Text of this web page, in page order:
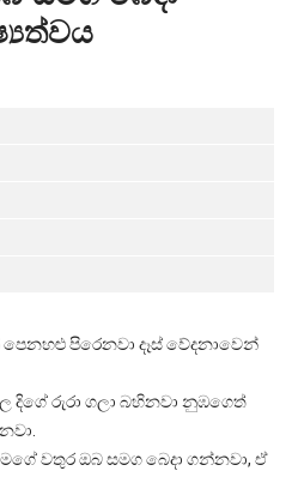
පිරෙනවා දෑස් වේදනාවෙන්
දිගේ රුරා ගලා බහිනවා නුඹගෙත්
වතුර ඔබ සමග බෙදා ගන්නවා, ඒ